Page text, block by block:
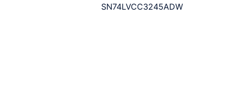
SN74LVCC3245ADW